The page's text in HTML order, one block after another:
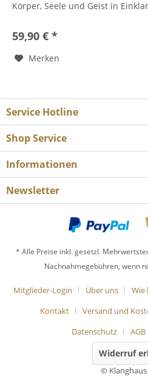
Körper, Seele und Geist in
59,90 € *
Merken
Service Hotline
Shop Service
Informationen
Newsletter
* Alle Preise inkl. gesetzl.
Nachnahmegebühren, wenn
Mitglieder-Login Über uns Wie
Kontakt
Versand und
Datenschutz
AGB
Widerruf
©